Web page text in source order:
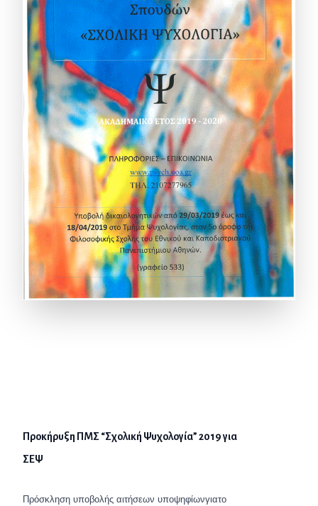
Προκήρυξη ΠΜΣ “Σχολική Ψυχολογία” 2019 για
ΣΕΨ
Πρόσκληση υποβολής αιτήσεων υποψηφίωνγιατο